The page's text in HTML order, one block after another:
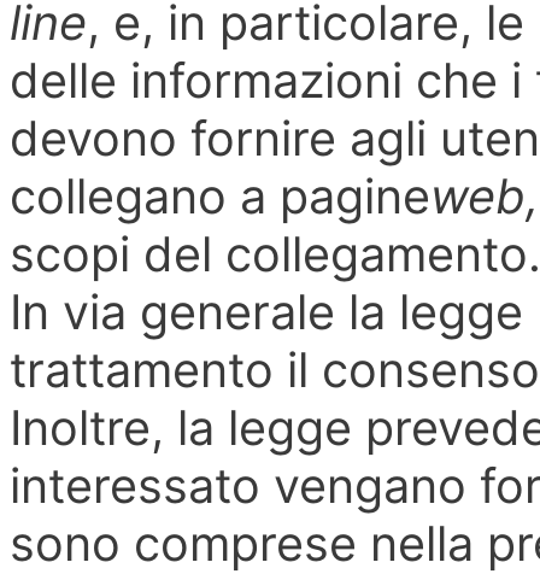
line, e, in particolare,
delle informazioni che
devono fornire agli
collegano a pagineweb,
scopi del collegamento.
In via generale la
trattamento il
Inoltre, la legge
interessato vengano
sono comprese nella